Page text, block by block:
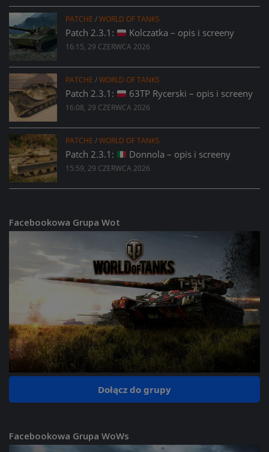
PATCHE /WORLD OF TANKS
Patch 2.3.1: Kolczatka – opis i screeny
16:15, 29 CZERWCA 2026
PATCHE /WORLD OF TANKS
Patch 2.3.1: 63TP Rycerski – opis i screeny
16:08, 29 CZERWCA 2026
PATCHE /WORLD OF TANKS
Patch 2.3.1: Donnola – opis i screeny
15:59, 29 CZERWCA 2026
Facebookowa Grupa Wot
Dołącz do grupy
Facebookowa Grupa WoWs